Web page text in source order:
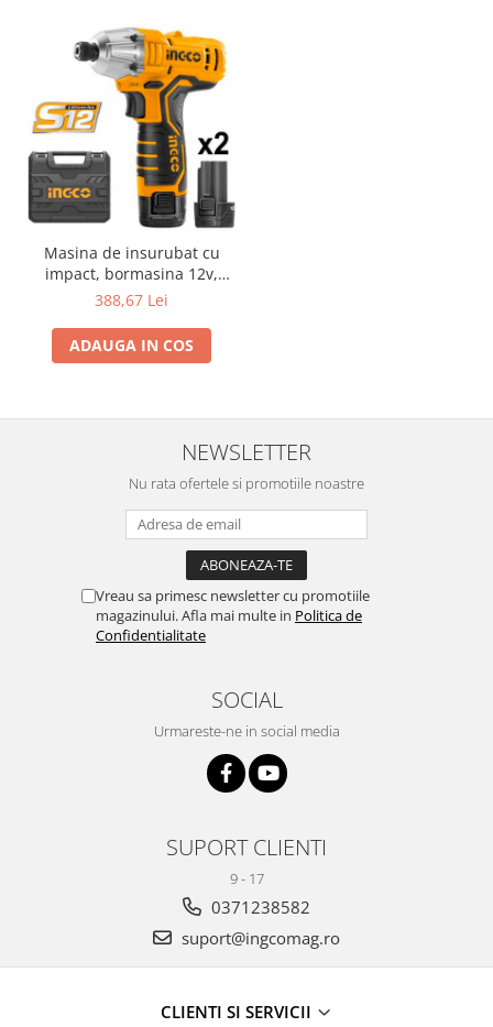
Masina de insurubat cu
impact, bormasina 12v,
100NM, S12
388,67 Lei
ADAUGA IN COS
NEWSLETTER
Nu rata ofertele si promotiile noastre
Vreau sa primesc newsletter cu promotiile
magazinului. Afla mai multe in Politica de
Confidentialitate
SOCIAL
Urmareste-ne in social media
SUPORT CLIENTI
9 - 17
0371238582
suport@ingcomag.ro
CLIENTI SI SERVICII